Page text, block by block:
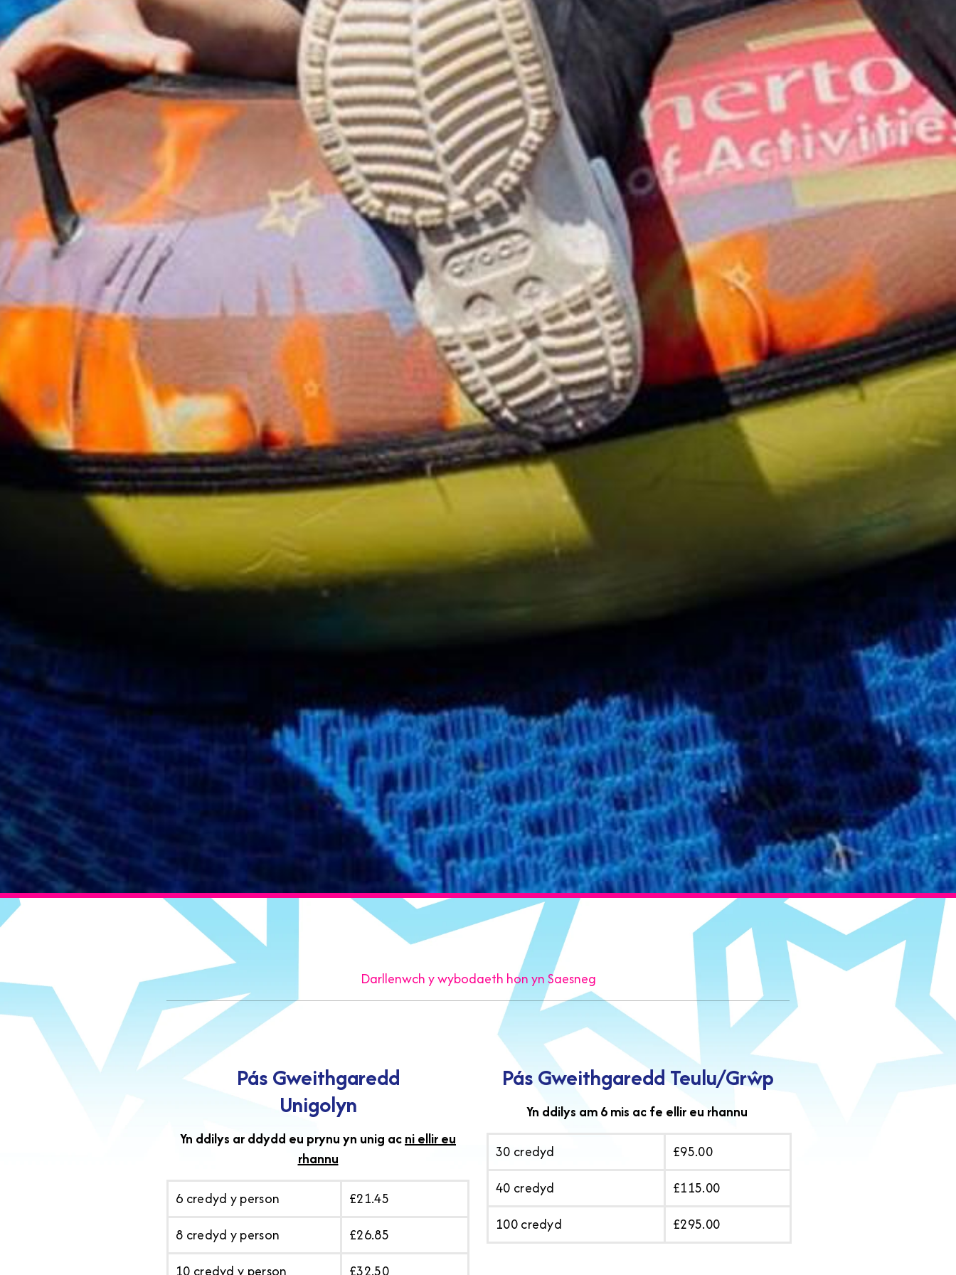
Darllenwch y wybodaeth hon yn Saesneg
Pás Gweithgaredd
Unigolyn
Yn ddilys ar ddydd eu prynu yn unig acni ellir eu
rhannu
6 credyd y person
£21.45
8 credyd y person
£26.85
10 credyd y person
£32.50
Pás Gweithgaredd Teulu/Grŵp
Yn ddilys am 6 mis ac fe ellir eu rhannu
30 credyd
£95.00
40 credyd
£115.00
100 credyd
£295.00